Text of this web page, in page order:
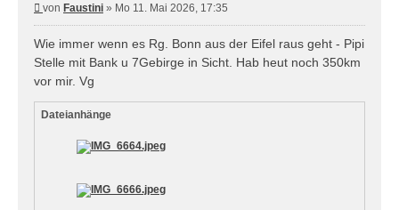
Beitrag
von Faustini » Mo 11. Mai 2026, 17:35
Wie immer wenn es Rg. Bonn aus der Eifel raus geht - Pipi
Stelle mit Bank u 7Gebirge in Sicht. Hab heut noch 350km
vor mir. Vg
Dateianhänge